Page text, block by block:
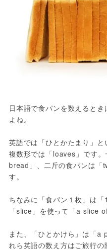
日本語で食パンを数えると
よね。
英語では「ひとかたまり」と
複数形では「loaves」です
bread」、二斤の食パンは
す。
ちなみに「食パン１枚」は
「slice」を使って「a slice
また、「ひとかけら」は「a
れら英語の数え方はご旅行